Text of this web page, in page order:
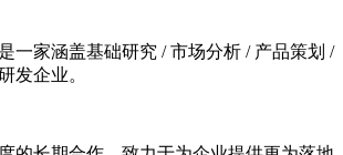
一家涵盖基础研究 / 市场分析 / 产品策划 /
发企业。